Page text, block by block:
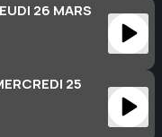
26 MARS
25